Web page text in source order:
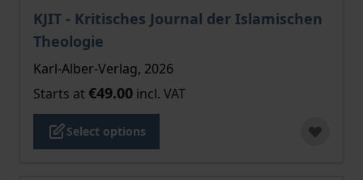
KJIT - Kritisches Journal der Islamischen
Theologie
The price depends on the options chosen on the
Karl-Alber-Verlag, 2026
Starts at €49.00 incl. VAT
Select options